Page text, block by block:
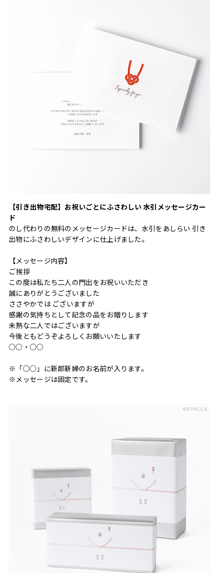
【引き出物宅配】お祝いごとにふさわしい 水引メッセージカー
ド
のし代わりの無料のメッセージカードは、水引をあしらい 引き
出物にふさわしいデザインに仕上げました。
【メッセージ内容】
ご挨拶
この度は私たち二人の門出をお祝いいただき
誠にありがとうございました
ささやかでは ございますが
感謝の気持ちとして記念の品をお贈りします
未熟な二人ではございますが
今後ともどうぞよろしくお願いいたします
○○・○○
※「○○」に新郎新婦のお名前が入ります。
※メッセージは固定です。